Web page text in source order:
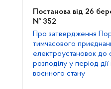
Постанова від 26
№ 352
Про затвердження
тимчасового
електроустановок до
розподілу у період дії
воєнного стану